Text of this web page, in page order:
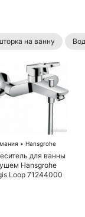
на ванну
• Hansgrohe
для ванны
Hansgrohe
Loop 71244000